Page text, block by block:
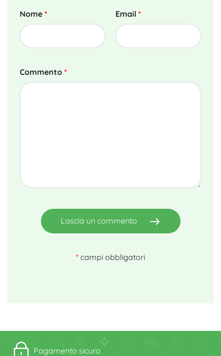
Nome * Email *
Commento *
Lascia un commento east
* campi obbligatori
Pagamento sicuro